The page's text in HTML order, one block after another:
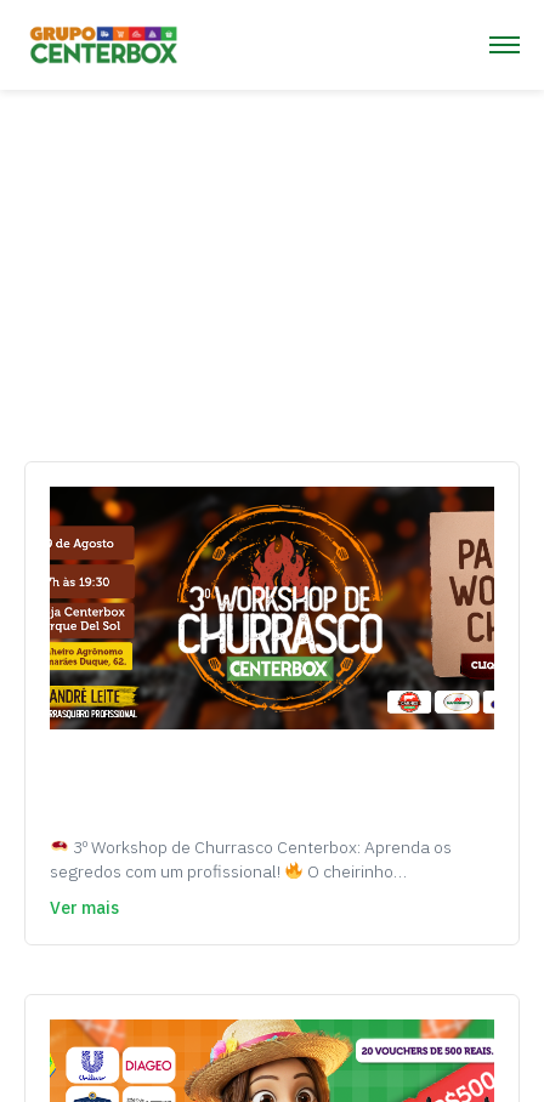
3º Workshop de Churrasco Centerbox: Aprenda os
segredos com um profissional!
O cheirinho…
Ver mais